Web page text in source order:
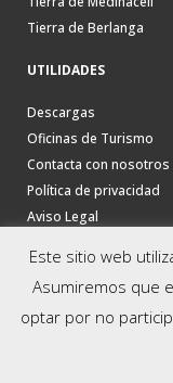
Tierra de Berlanga
UTILIDADES
Descargas
Oficinas de Turismo
Contacta con nosotros
Política de privacidad
Aviso Legal
Este sitio web
Asumiremos que
optar por no